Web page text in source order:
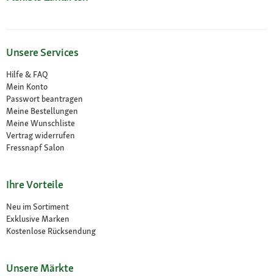
Unsere Services
Hilfe & FAQ
Mein Konto
Passwort beantragen
Meine Bestellungen
Meine Wunschliste
Vertrag widerrufen
Fressnapf Salon
Ihre Vorteile
Neu im Sortiment
Exklusive Marken
Kostenlose Rücksendung
Unsere Märkte